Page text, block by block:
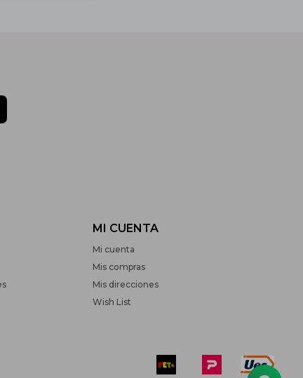
MI CUENTA
Mi cuenta
Mis compras
Mis direcciones
Wish List